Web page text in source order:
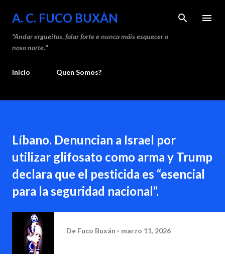
Saltar ao contido principal
A. C. FUCO BUXÁN
“Andar ergueitos, falar forte e nunca máis esquecer o
noso norte."
Inicio Quen Somos?
Líbano. Denuncian a Israel por
utilizar glifosato como arma y Trump
declara que el pesticida es “esencial
para la seguridad nacional”.
De Fuco Buxán marzo 11, 2026